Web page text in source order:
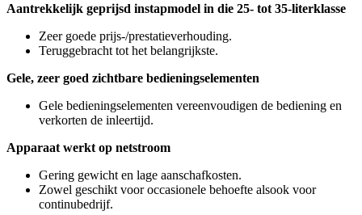
Aantrekkelijk geprijsd instapmodel in die 25- tot 35-literklasse
Zeer goede prijs-/prestatieverhouding.
Teruggebracht tot het belangrijkste.
Gele, zeer goed zichtbare bedieningselementen
Gele bedieningselementen vereenvoudigen de bediening en
verkorten de inleertijd.
Apparaat werkt op netstroom
Gering gewicht en lage aanschafkosten.
Zowel geschikt voor occasionele behoefte alsook voor
continubedrijf.